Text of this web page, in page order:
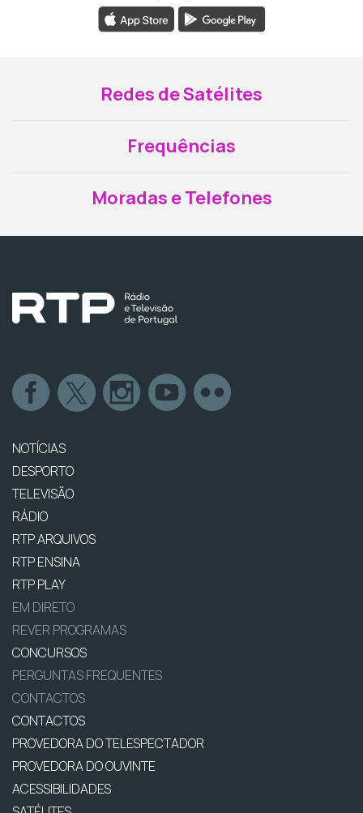
Redes de Satélites
Frequências
Moradas e Telefones
NOTÍCIAS
DESPORTO
TELEVISÃO
RÁDIO
RTP ARQUIVOS
RTP ENSINA
RTP PLAY
EM DIRETO
REVER PROGRAMAS
CONCURSOS
PERGUNTAS FREQUENTES
CONTACTOS
CONTACTOS
PROVEDORA DO TELESPECTADOR
PROVEDORA DO OUVINTE
ACESSIBILIDADES